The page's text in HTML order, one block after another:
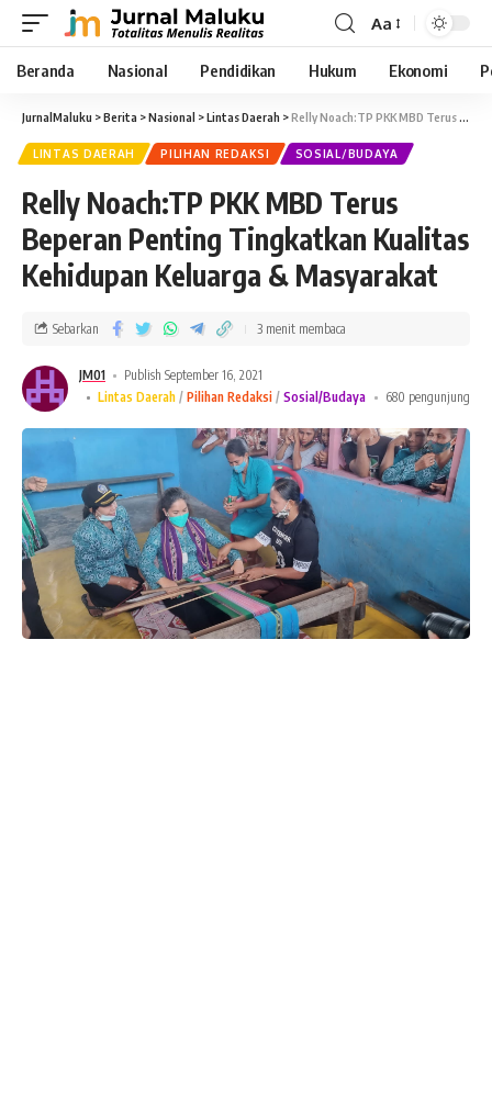
Aa
Beranda Nasional Pendidikan Hukum Ekonomi
JurnalMaluku >Berita >Nasional >Lintas Daerah >Relly Noach:TP PKK MBD Terus Beperan Penting Tingkatkan Kualitas Kehidupan Keluarga & Masyarakat
LINTAS DAERAH PILIHAN REDAKSI SOSIAL/BUDAYA
Relly Noach:TP PKK MBD Terus
Beperan Penting Tingkatkan Kualitas
Kehidupan Keluarga & Masyarakat
JM01
Publish September 16, 2021
Lintas Daerah
Pilihan Redaksi Sosial/Budaya 680 pengunjung
Sebarkan 3 menit membaca